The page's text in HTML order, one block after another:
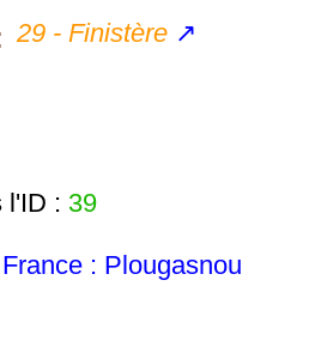
29 - Finistère ↗
: 39
: Plougasnou